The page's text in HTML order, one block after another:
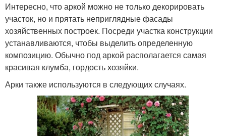
Интересно, что аркой можно не только декорировать
участок, но и прятать неприглядные фасады
хозяйственных построек. Посреди участка конструкции
устанавливаются, чтобы выделить определенную
композицию. Обычно под аркой располагается самая
красивая клумба, гордость хозяйки.
Арки также используются в следующих случаях.